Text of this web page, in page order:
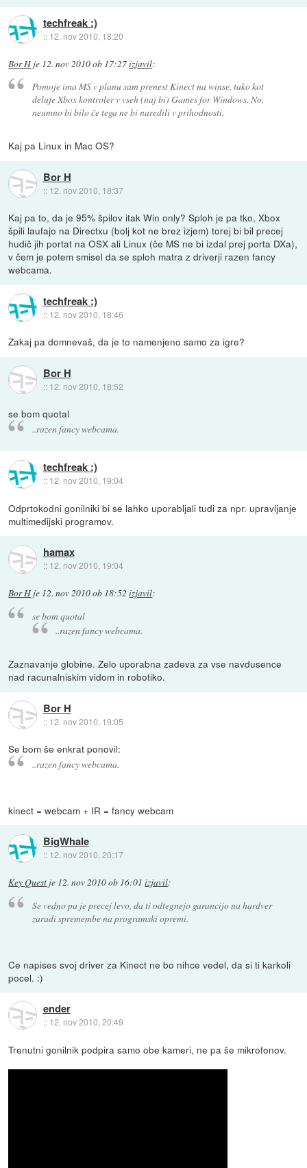
techfreak :)
:: 12. nov 2010, 18:20
Bor H je 12. nov 2010 ob 17:27izjavil:
Pomoje ima MS v planu sam prenest Kinect na winse, tako kot
deluje Xbox kontroler v vseh (naj bi) Games for Windows. No,
neumno bi bilo če tega ne bi naredili v prihodnosti.
Kaj pa Linux in Mac OS?
Bor H
:: 12. nov 2010, 18:37
Kaj pa to, da je 95% špilov itak Win only? Sploh je pa tko, Xbox
špili laufajo na Directxu (bolj kot ne brez izjem) torej bi bil precej
hudič jih portat na OSX ali Linux (če MS ne bi izdal prej porta DXa),
v čem je potem smisel da se sploh matra z driverji razen fancy
webcama.
techfreak :)
:: 12. nov 2010, 18:46
Zakaj pa domnevaš, da je to namenjeno samo za igre?
Bor H
:: 12. nov 2010, 18:52
se bom quotal
..razen fancy webcama.
techfreak :)
:: 12. nov 2010, 19:04
Odprtokodni gonilniki bi se lahko uporabljali tudi za npr. upravljanje
multimedijski programov.
hamax
:: 12. nov 2010, 19:04
Bor H je 12. nov 2010 ob 18:52 izjavil:
se bom quotal
..razen fancy webcama.
Zaznavanje globine. Zelo uporabna zadeva za vse navdusence
nad racunalniskim vidom in robotiko.
Bor H
:: 12. nov 2010, 19:05
Se bom še enkrat ponovil:
..razen fancy webcama.
kinect = webcam + IR = fancy webcam
BigWhale
:: 12. nov 2010, 20:17
Key Quest je 12. nov 2010 ob 16:01 izjavil:
Se vedno pa je precej levo, da ti odtegnejo garancijo na hardver
zaradi spremembe na programski opremi.
Ce napises svoj driver za Kinect ne bo nihce vedel, da si ti karkoli
pocel. :)
ender
:: 12. nov 2010, 20:49
Trenutni gonilnik podpira samo obe kameri, ne pa še mikrofonov.